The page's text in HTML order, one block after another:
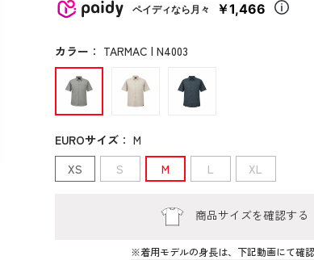
ペイディなら月々 ￥1,466
カラー ： TARMAC | N4003
EUROサイズ： M
XS
S M L XL
商品サイズを確認する
※着用モデルの身長は、下記動画にて確